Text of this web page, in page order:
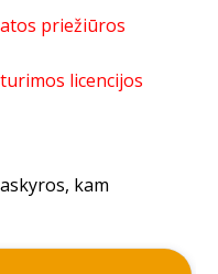
priežiūros
licencijos
kam